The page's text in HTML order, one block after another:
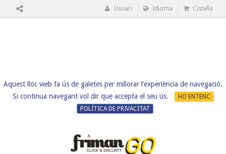
Aquest lloc web fa ús de galetes per millorar l’experiència de navegació.
Si continua navegant vol dir que accepta el seu ús.
HO ENTENC
POLÍTICA DE PRIVACITAT
Usuari Idioma Cistella